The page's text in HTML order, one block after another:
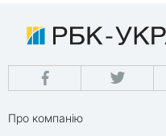
Про компанію